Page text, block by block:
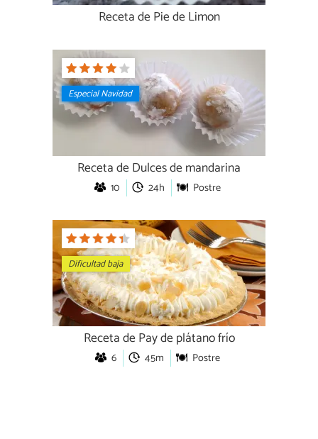
Receta de Pie de Limon
Especial Navidad
Receta de Dulces de mandarina
10 24h Postre
Dificultad baja
Receta de Pay de plátano frío
6 45m Postre